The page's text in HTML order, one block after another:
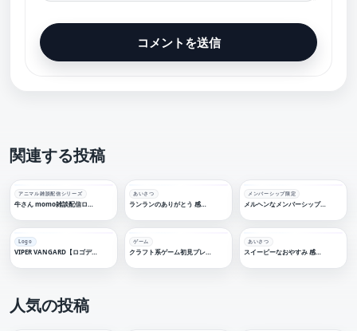
関連する投稿
アニマル雑談配信シリーズ
牛さん momo雑談配信ロゴ 【フリー素材・サムネ素材】
あいさつ
ランランのありがとう 感謝配信ロゴ【フリー素材・サムネ素材】
メンバーシップ限定
メルヘンなメンバーシップ限定 ロゴ素材 【フリー素材・サムネ素材】
Logo
VIPER VANGARD【ロゴデザイン】
ゲーム
クラフト系ゲーム初見プレイロゴ【フリー素材・サムネ素材】
あいさつ
スイーピーなおやすみ 感謝配信ロゴ【フリー素材・サムネ素材】
人気の投稿